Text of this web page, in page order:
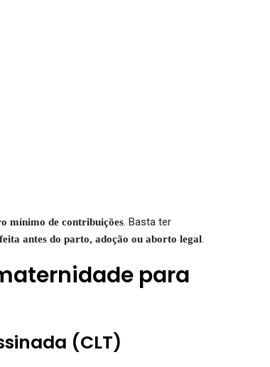
mínimo de contribuições . Basta ter
antes do parto, adoção ou aborto legal
para
(CLT)